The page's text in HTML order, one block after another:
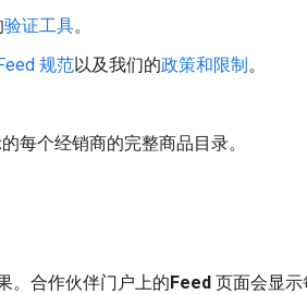
验证工具。
规范以及我们的政策和限制。
每个经销商的完整商品目录。
。合作伙伴门户上的Feed 页面会显